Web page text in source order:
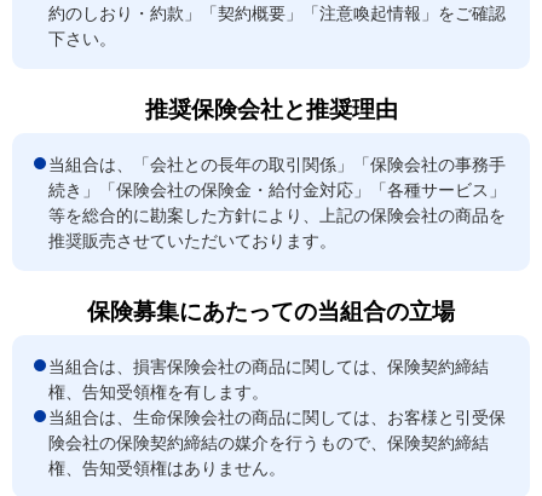
約のしおり・約款」「契約概要」「注意喚起情報」をご確認
下さい。
推奨保険会社と推奨理由
当組合は、「会社との長年の取引関係」「保険会社の事務手
続き」「保険会社の保険金・給付金対応」「各種サービス」
等を総合的に勘案した方針により、上記の保険会社の商品を
推奨販売させていただいております。
保険募集にあたっての当組合の立場
当組合は、損害保険会社の商品に関しては、保険契約締結
権、告知受領権を有します。
当組合は、生命保険会社の商品に関しては、お客様と引受保
険会社の保険契約締結の媒介を行うもので、保険契約締結
権、告知受領権はありません。